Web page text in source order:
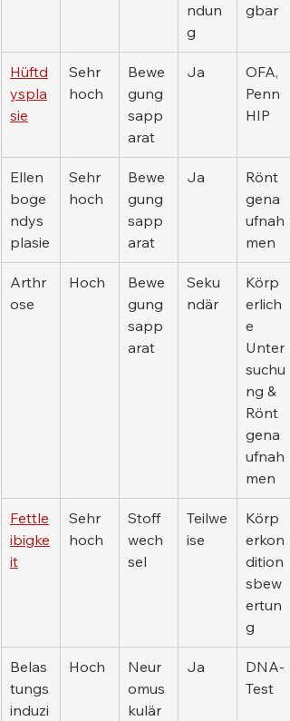
ndun
g
gbar
Hüftd
yspla
sie
Sehr
hoch
Bewe
gung
sapp
arat
Ja
OFA,
Penn
HIP
Ellen
boge
ndys
plasie
Sehr
hoch
Bewe
gung
sapp
arat
Ja
Rönt
gena
ufnah
men
Arthr
ose
Hoch
Bewe
gung
sapp
arat
Seku
ndär
Körp
erlich
e
Unter
suchu
ng &
Rönt
gena
ufnah
men
Fettle
ibigke
it
Sehr
hoch
Stoff
wech
sel
Teilwe
ise
Körp
erkon
dition
sbew
ertun
g
Belas
tungs
induzi
Hoch
Neur
omus
kulär
Ja
DNA-
Test